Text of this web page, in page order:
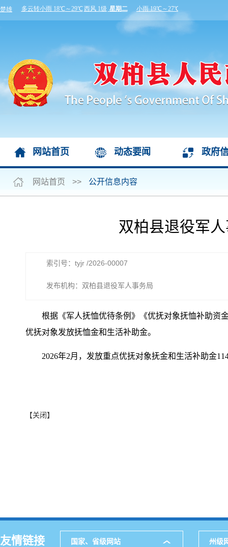
网站首页 动态要闻 政府
网站首页 >> 公开信息内容
双柏县退役军
索引号：tyjr /2026-00007
发布机构：双柏县退役军人事务局
根据《军人抚恤优待条例》《优抚对象抚恤补助资
优抚对象发放抚恤金和生活补助金。
2026年2月，发放重点优抚对象抚金和生活补助金
【关闭】
友情链接 国家、省级网站 州级